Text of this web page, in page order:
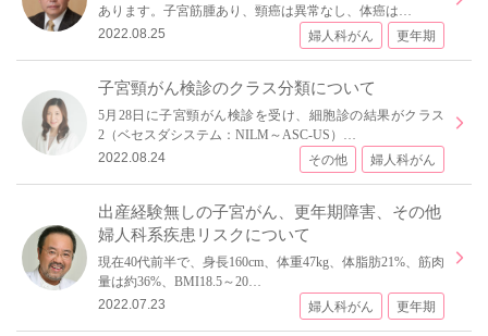
あります。子宮筋腫あり、頸癌は異常なし、体癌は…
2022.08.25
婦人科がん 更年期
子宮頸がん検診のクラス分類について
5月28日に子宮頸がん検診を受け、細胞診の結果がクラス
2（ベセスダシステム：NILM～ASC-US）…
2022.08.24
その他 婦人科がん
出産経験無しの子宮がん、更年期障害、その他
婦人科系疾患リスクについて
現在40代前半で、身長160cm、体重47kg、体脂肪21%、筋肉
量は約36%、BMI18.5～20…
2022.07.23
婦人科がん 更年期